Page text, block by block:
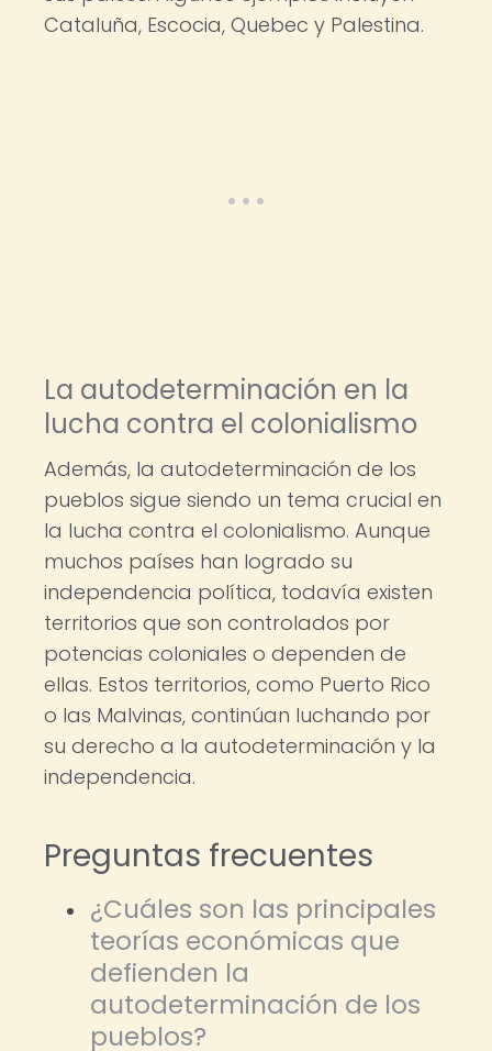
Cataluña, Escocia, Quebec y Palestina.
La autodeterminación en la
lucha contra el colonialismo
Además, la autodeterminación de los
pueblos sigue siendo un tema crucial en
la lucha contra el colonialismo. Aunque
muchos países han logrado su
independencia política, todavía existen
territorios que son controlados por
potencias coloniales o dependen de
ellas. Estos territorios, como Puerto Rico
o las Malvinas, continúan luchando por
su derecho a la autodeterminación y la
independencia.
Preguntas frecuentes
¿Cuáles son las principales
teorías económicas que
defienden la
autodeterminación de los
pueblos?